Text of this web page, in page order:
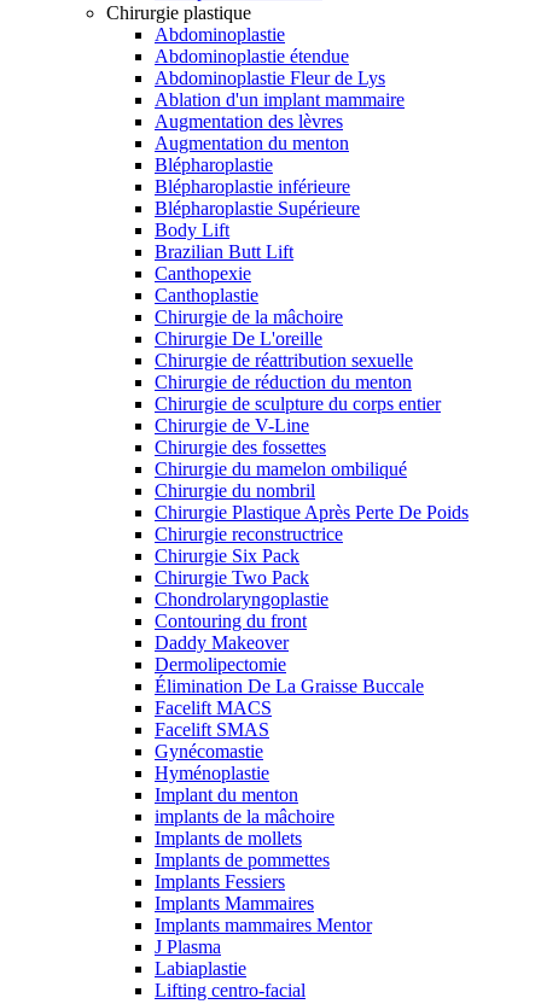
Chirurgie plastique
Abdominoplastie
Abdominoplastie étendue
Abdominoplastie Fleur de Lys
Ablation d'un implant mammaire
Augmentation des lèvres
Augmentation du menton
Blépharoplastie
Blépharoplastie inférieure
Blépharoplastie Supérieure
Body Lift
Brazilian Butt Lift
Canthopexie
Canthoplastie
Chirurgie de la mâchoire
Chirurgie De L'oreille
Chirurgie de réattribution sexuelle
Chirurgie de réduction du menton
Chirurgie de sculpture du corps entier
Chirurgie de V-Line
Chirurgie des fossettes
Chirurgie du mamelon ombiliqué
Chirurgie du nombril
Chirurgie Plastique Après Perte De Poids
Chirurgie reconstructrice
Chirurgie Six Pack
Chirurgie Two Pack
Chondrolaryngoplastie
Contouring du front
Daddy Makeover
Dermolipectomie
Élimination De La Graisse Buccale
Facelift MACS
Facelift SMAS
Gynécomastie
Hyménoplastie
Implant du menton
implants de la mâchoire
Implants de mollets
Implants de pommettes
Implants Fessiers
Implants Mammaires
Implants mammaires Mentor
J Plasma
Labiaplastie
Lifting centro-facial